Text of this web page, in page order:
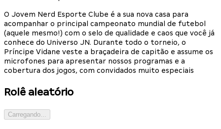
O Jovem Nerd Esporte Clube é a sua nova casa para
acompanhar o principal campeonato mundial de futebol
(aquele mesmo!) com o selo de qualidade e caos que você já
conhece do Universo JN. Durante todo o torneio, o
Príncipe Vidane veste a braçadeira de capitão e assume os
microfones para apresentar nossos programas e a
cobertura dos jogos, com convidados muito especiais
Rolê aleatório
Carregando...